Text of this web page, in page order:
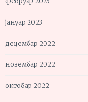
јануар 2023
децембар 2022
новембар 2022
октобар 2022